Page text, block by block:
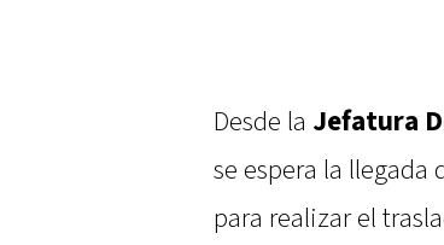
Desde la Jefatura
se espera la llegada
para realizar el